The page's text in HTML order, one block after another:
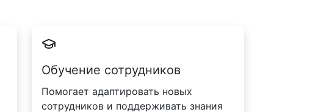
Обучение сотрудников
Помогает адаптировать новых
сотрудников и поддерживать знания